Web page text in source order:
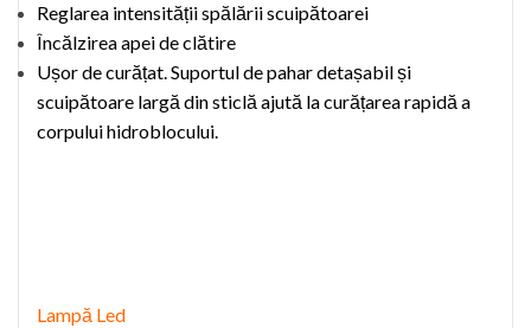
Reglarea intensității spălăriiscuipătoarei
Încălzirea apei de clătire
Ușor de curățat. Suportul depahardetașabil și
scuipătoare largă din sticlă ajută la curățarea rapidă a
corpuluihidroblocului.
Lampă Led